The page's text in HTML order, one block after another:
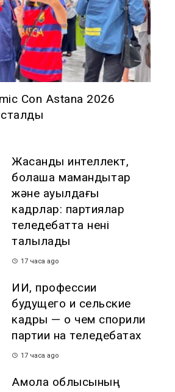
Con Astana 2026
Жасанды интеллект,
болашақ мамандықтар
және ауылдағы
кадрлар: партиялар
теледебатта нені
талқылады
17 часа ago
ИИ, профессии
будущего и сельские
кадры — о чем спорили
партии на теледебатах
17 часа ago
Ақмола облысының